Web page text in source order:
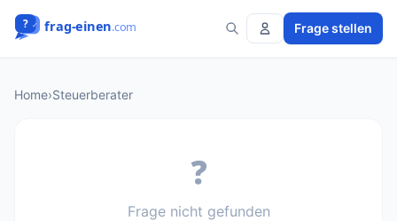
Frage stellen
Home›Steuerberater
❓
Frage nicht gefunden